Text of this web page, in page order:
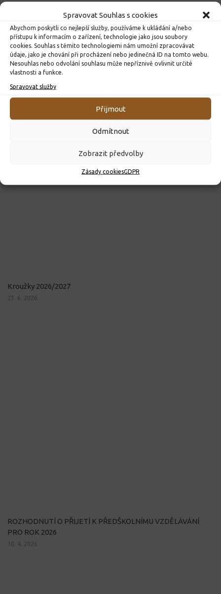
Spravovat Souhlas s cookies
Abychom poskytli co nejlepší služby, používáme k ukládání a/nebo
přístupu k informacím o zařízení, technologie jako jsou soubory
cookies. Souhlas s těmito technologiemi nám umožní zpracovávat
údaje, jako je chování při procházení nebo jedinečná ID na tomto webu.
Nesouhlas nebo odvolání souhlasu může nepříznivě ovlivnit určité
vlastnosti a funkce.
Spravovat služby
Přijmout
Odmítnout
Zobrazit předvolby
Zásady cookiesGDPR
DALŠÍ INFORMACE
DŮLEŽITÉ
Kroužky 2026/2027
23. 6. 2026
ROZHODNUTÍ O PŘIJETÍ K PŘEDŠKOLNÍMU VZDĚLÁVÁNÍ
PRO ROK 2026
10. 4. 2026